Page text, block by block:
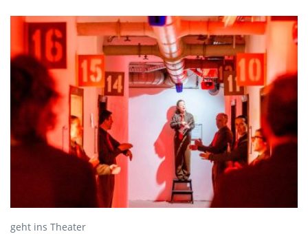
geht ins Theater